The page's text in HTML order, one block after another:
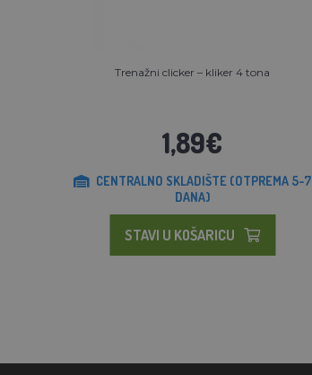
Trenažni clicker – kliker 4 tona
1,89€
CENTRALNO SKLADIŠTE (OTPREMA 5-7
DANA)
STAVI U KOŠARICU